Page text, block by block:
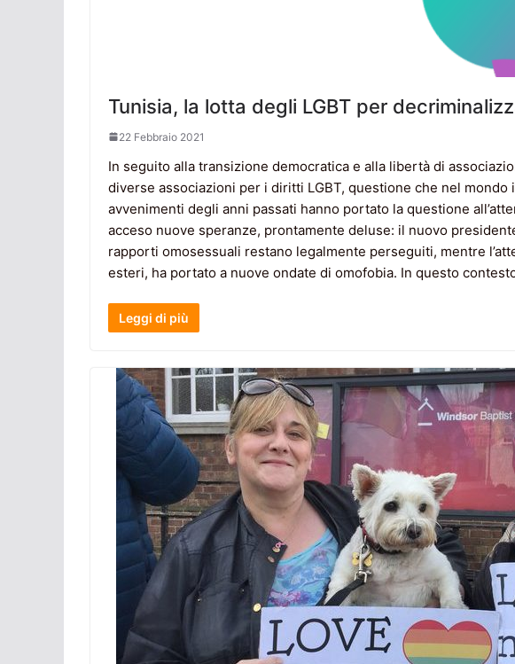
Tunisia, la lotta degli LGBT per
22 Febbraio 2021
In seguito alla transizione democratica e alla libertà di
diverse associazioni per i diritti LGBT, questione che nel
avvenimenti degli anni passati hanno portato la questione
acceso nuove speranze, prontamente deluse: il nuovo
rapporti omosessuali restano legalmente perseguiti, mentre
esteri, ha portato a nuove ondate di omofobia. In questo
Leggi di più